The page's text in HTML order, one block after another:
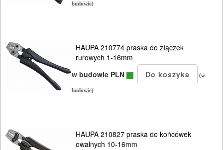
budowie)
HAUPA 210774 praska do złączek
rurowych 1-16mm
w budowie PLN
(w
budowie)
HAUPA 210827 praska do końcówek
owalnych 10-16mm